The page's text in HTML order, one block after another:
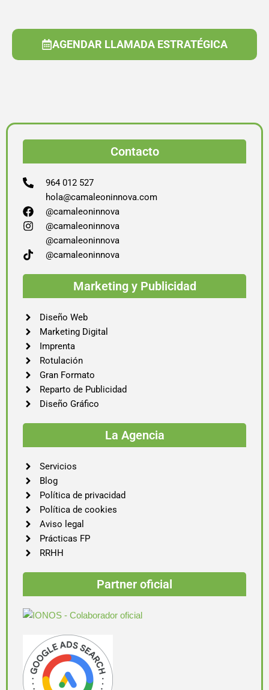
AGENDAR LLAMADA ESTRATÉGICA
Contacto
964 012 527
hola@camaleoninnova.com
@camaleoninnova
@camaleoninnova
@camaleoninnova
@camaleoninnova
Marketing y Publicidad
Diseño Web
Marketing Digital
Imprenta
Rotulación
Gran Formato
Reparto de Publicidad
Diseño Gráfico
La Agencia
Servicios
Blog
Política de privacidad
Política de cookies
Aviso legal
Prácticas FP
RRHH
Partner oficial